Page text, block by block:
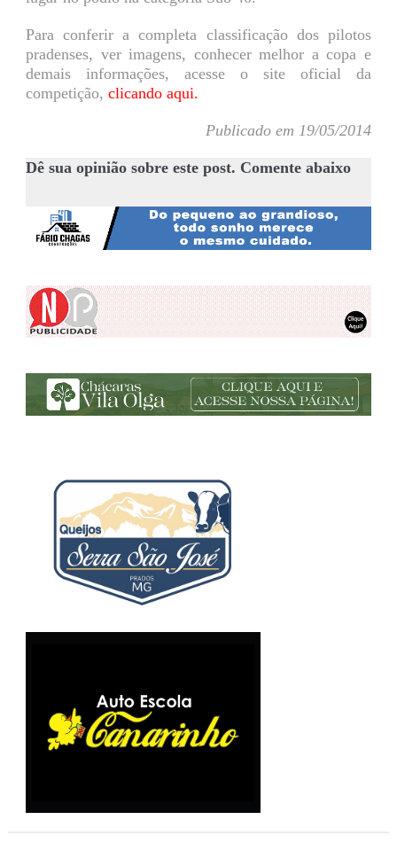
Para conferir a completa classificação dos pilotos
pradenses, ver imagens, conhecer melhor a copa e
demais informações, acesse o site oficial da
competição, clicando aqui.
Publicado em 19/05/2014
Dê sua opinião sobre este post. Comente abaixo